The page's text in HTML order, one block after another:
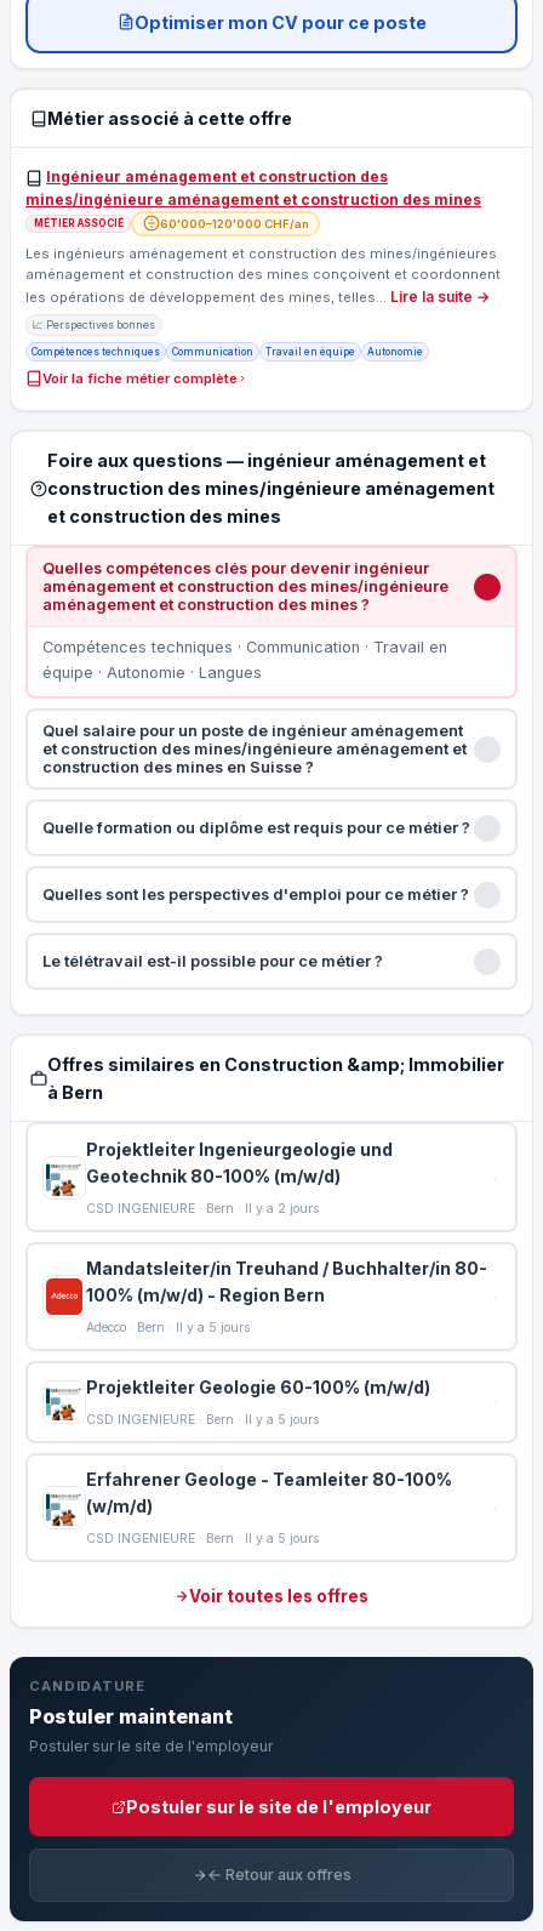
Optimiser mon CV pour ce poste
Métier associé à cette offre
Ingénieur aménagement et construction des
mines/ingénieure aménagement et construction des mines
MÉTIER ASSOCIÉ 60'000–120'000 CHF/an
Les ingénieurs aménagement et construction des mines/ingénieures
aménagement et construction des mines conçoivent et coordonnent
les opérations de développement des mines, telles… Lire la suite →
📈 Perspectives bonnes
Compétences techniques Communication Travail en équipe Autonomie
Voir la fiche métier complète
Foire aux questions — ingénieur aménagement et
construction des mines/ingénieure aménagement
et construction des mines
Quelles compétences clés pour devenir ingénieur
aménagement et construction des mines/ingénieure
aménagement et construction des mines ?
Compétences techniques · Communication · Travail en
équipe · Autonomie · Langues
Quel salaire pour un poste de ingénieur aménagement
et construction des mines/ingénieure aménagement et
construction des mines en Suisse ?
Quelle formation ou diplôme est requis pour ce métier ?
Quelles sont les perspectives d'emploi pour ce métier ?
Le télétravail est-il possible pour ce métier ?
Offres similaires en Construction &amp; Immobilier
à Bern
Projektleiter Ingenieurgeologie und
Geotechnik 80-100% (m/w/d)
CSD INGENIEURE · Bern · Il y a 2 jours
Mandatsleiter/in Treuhand / Buchhalter/in 80-
100% (m/w/d) - Region Bern
Adecco · Bern · Il y a 5 jours
Projektleiter Geologie 60-100% (m/w/d)
CSD INGENIEURE · Bern · Il y a 5 jours
Erfahrener Geologe - Teamleiter 80-100%
(w/m/d)
CSD INGENIEURE · Bern · Il y a 5 jours
Voir toutes les offres
CANDIDATURE
Postuler maintenant
Postuler sur le site de l'employeur
Postuler sur le site de l'employeur
← Retour aux offres